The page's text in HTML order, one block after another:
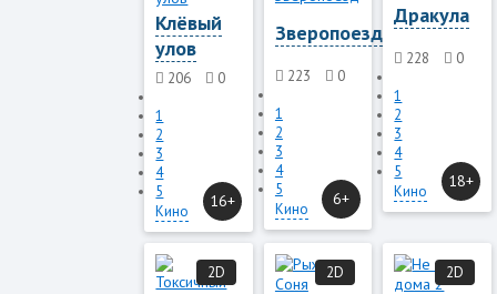
Клёвый
улов
206
0
1
2
3
4
5
Кино
16+
Зверопоезд
223
0
1
2
3
4
5
Кино
6+
Дракула
228
0
1
2
3
4
5
Кино
18+
2D 2D 2D